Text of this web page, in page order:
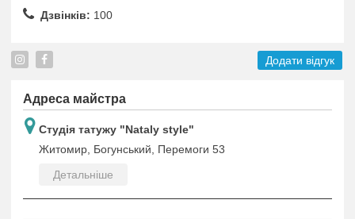
Дзвінків: 100
Додати відгук
Адреса майстра
Студія татужу "Nataly style"
Житомир, Богунський, Перемоги 53
Детальніше